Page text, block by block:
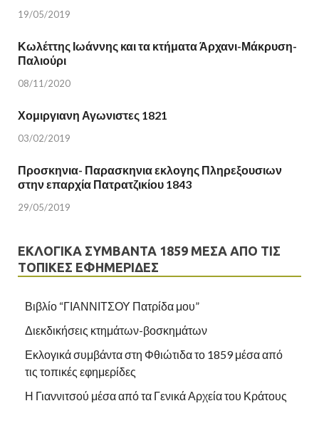
19/05/2019
Κωλέττης Ιωάννης και τα κτήματα Άρχανι-Μάκρυση-
Παλιούρι
08/11/2020
Χομιργιανη Αγωνιστες 1821
03/02/2019
Προσκηνια- Παρασκηνια εκλογης Πληρεξουσιων
στην επαρχία Πατρατζικίου 1843
29/05/2019
ΕΚΛΟΓΙΚΆ ΣΥΜΒΆΝΤΑ 1859 ΜΈΣΑ ΑΠΌ ΤΙΣ
ΤΟΠΙΚΈΣ ΕΦΗΜΕΡΊΔΕΣ
Βιβλίο “ΓΙΑΝΝΙΤΣΟΥ Πατρίδα μου”
Διεκδικήσεις κτημάτων-βοσκημάτων
Εκλογικά συμβάντα στη Φθιώτιδα το 1859 μέσα από
τις τοπικές εφημερίδες
Η Γιαννιτσού μέσα από τα Γενικά Αρχεία του Κράτους